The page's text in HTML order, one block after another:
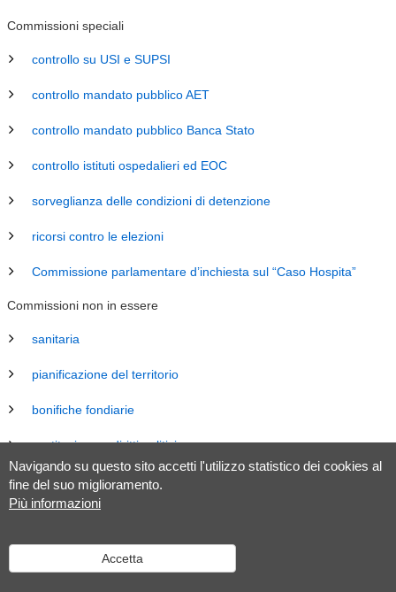
Navigando su questo sito accetti l'utilizzo statistico dei cookies al
fine del suo miglioramento.
Più informazioni
Accetta
Commissioni speciali
controllo su USI e SUPSI
controllo mandato pubblico AET
controllo mandato pubblico Banca Stato
controllo istituti ospedalieri ed EOC
sorveglianza delle condizioni di detenzione
ricorsi contro le elezioni
Commissione parlamentare d’inchiesta sul “Caso Hospita”
Commissioni non in essere
sanitaria
pianificazione del territorio
bonifiche fondiarie
costituzione e diritti politici
energia